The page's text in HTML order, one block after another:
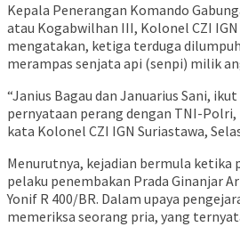
Kepala Penerangan Komando
atau Kogabwilhan III, Kolonel CZI
mengatakan, ketiga terduga
merampas senjata api (senpi) milik
“Janius Bagau dan Januarius Sani,
pernyataan perang dengan TNI-Polri,
kata Kolonel CZI IGN Suriastawa,
Menurutnya, kejadian bermula
pelaku penembakan Prada Ginanjar
Yonif R 400/BR. Dalam upaya
memeriksa seorang pria, yang